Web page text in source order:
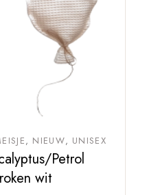
NIEUW UNISEX
Petrol
wit